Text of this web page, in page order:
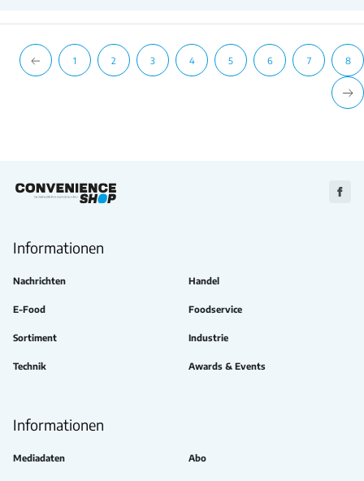
1 2 3 4 5 6 7 8
Zu
Informationen
Nachrichten Handel
E-Food Foodservice
Sortiment Industrie
Technik Awards & Events
Informationen
Mediadaten Abo